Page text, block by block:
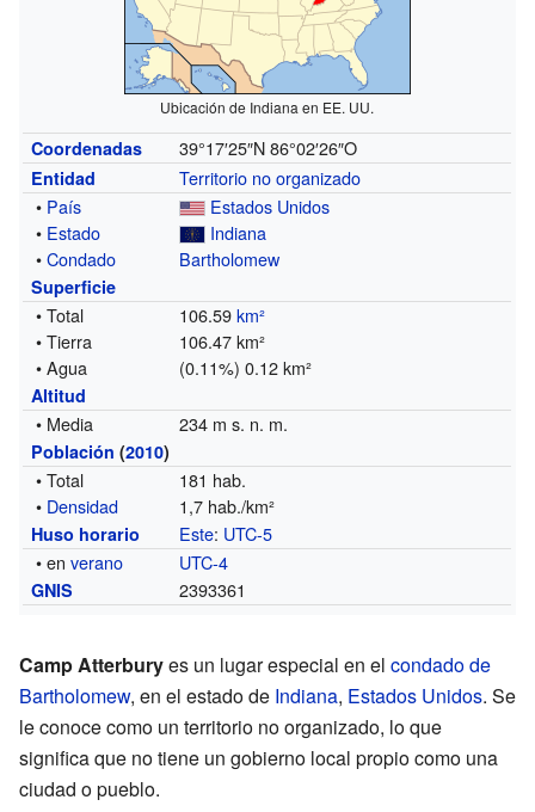
Ubicación de Indiana en EE. UU.
Coordenadas 39°17′25″N 86°02′26″O
Entidad
Territorio no organizado
• País
Estados Unidos
• Estado
Indiana
•Condado Bartholomew
Superficie
• Total 106.59km²
• Tierra
106.47 km²
• Agua
(0.11%) 0.12 km²
Altitud
• Media 234 m s. n. m.
Población (2010)
• Total
181 hab.
• Densidad 1,7 hab./km²
Huso horario Este: UTC-5
• enverano UTC-4
GNIS 2393361
Camp Atterburyes un lugar especial en el condado de
Bartholomew, en el estado de Indiana, Estados Unidos. Se
le conoce como un territorio no organizado, lo que
significa que no tiene un gobierno local propio como una
ciudad o pueblo.